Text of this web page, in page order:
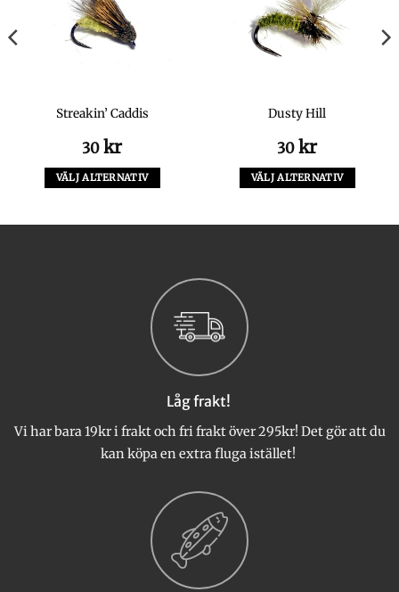
Streakin’ Caddis
30 kr
VÄLJ ALTERNATIV
alternativen
produktsidan
Dusty Hill
30 kr
VÄLJ ALTERNATIV
produktsidan
Låg frakt!
Vi har bara 19kr i frakt och fri frakt över 295kr! Det gör att du
kan köpa en extra fluga istället!